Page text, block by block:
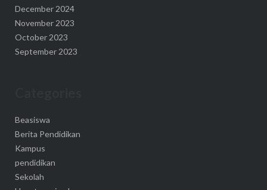
December 2024
November 2023
October 2023
September 2023
Beasiswa
Berita Pendidikan
Kampus
pendidikan
Sekolah